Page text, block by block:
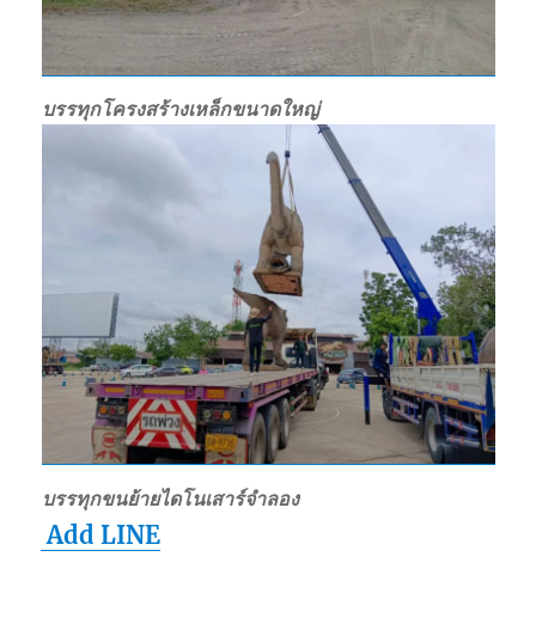
บรรทุกโครงสร้างเหล็กขนาดใหญ่
บรรทุกขนย้ายไดโนเสาร์จำลอง
Add LINE